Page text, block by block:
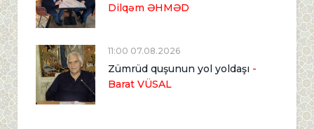
Dilqəm ƏHMƏD
11:00 07.08.2026
Zümrüd quşunun yol yoldaşı -
Barat VÜSAL